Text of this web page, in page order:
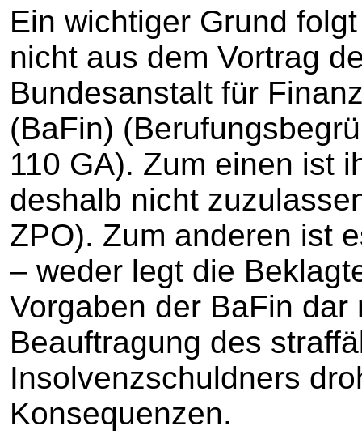
Ein wichtiger Grund
nicht aus dem Vortrag
Bundesanstalt für
(BaFin)
110 GA). Zum einen ist
deshalb nicht
ZPO). Zum anderen ist
– weder legt die
Vorgaben der BaFin
Beauftragung des
Insolvenzschuldners
Konsequenzen.